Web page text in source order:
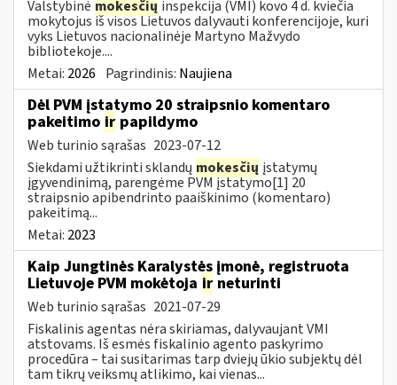
Valstybinė mokesčių inspekcija (VMI) kovo 4 d. kviečia
mokytojus iš visos Lietuvos dalyvauti konferencijoje, kuri
vyks Lietuvos nacionalinėje Martyno Mažvydo
bibliotekoje....
Metai: 2026 Pagrindinis: Naujiena
Dėl PVM įstatymo 20 straipsnio komentaro
pakeitimo ir papildymo
Web turinio sąrašas 2023-07-12
Siekdami užtikrinti sklandų mokesčių įstatymų
įgyvendinimą, parengėme PVM įstatymo[1] 20
straipsnio apibendrinto paaiškinimo (komentaro)
pakeitimą...
Metai: 2023
Kaip Jungtinės Karalystės įmonė, registruota
Lietuvoje PVM mokėtoja ir neturinti
Web turinio sąrašas 2021-07-29
Fiskalinis agentas nėra skiriamas, dalyvaujant VMI
atstovams. Iš esmės fiskalinio agento paskyrimo
procedūra – tai susitarimas tarp dviejų ūkio subjektų dėl
tam tikrų veiksmų atlikimo, kai vienas...